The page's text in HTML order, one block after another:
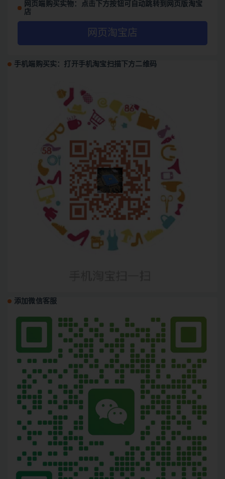
网页端购买实物：点击下方按钮可自动跳转到网页版淘宝
店
网页淘宝店
手机端购买实：打开手机淘宝扫描下方二维码
添加微信客服